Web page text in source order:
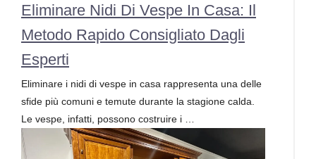
Eliminare Nidi Di Vespe In Casa: Il
Metodo Rapido Consigliato Dagli
Esperti
Eliminare i nidi di vespe in casa rappresenta una delle
sfide più comuni e temute durante la stagione calda.
Le vespe, infatti, possono costruire i …